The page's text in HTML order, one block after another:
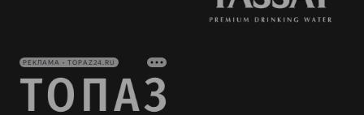
РЕКЛАМА • TOPAZ24.RU